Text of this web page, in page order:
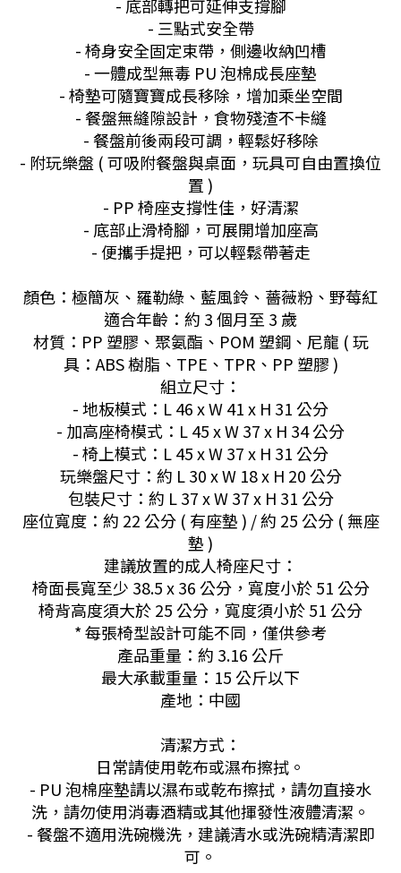
- 底部轉把可延伸支撐腳
- 三點式安全帶
- 椅身安全固定束帶，側邊收納凹槽
- 一體成型無毒 PU 泡棉成長座墊
- 椅墊可隨寶寶成長移除，增加乘坐空間
- 餐盤無縫隙設計，食物殘渣不卡縫
- 餐盤前後兩段可調，輕鬆好移除
- 附玩樂盤 ( 可吸附餐盤與桌面，玩具可自由置換位
置 )
- PP 椅座支撐性佳，好清潔
- 底部止滑椅腳，可展開增加座高
- 便攜手提把，可以輕鬆帶著走
顏色：極簡灰、羅勒綠、藍風鈴、薔薇粉、野莓紅
適合年齡：約 3 個月至 3 歲
材質：PP 塑膠、聚氨酯、POM 塑鋼、尼龍 ( 玩
具：ABS 樹脂、TPE、TPR、PP 塑膠 )
組立尺寸：
- 地板模式：L 46 x W 41 x H 31 公分
- 加高座椅模式：L 45 x W 37 x H 34 公分
- 椅上模式：L 45 x W 37 x H 31 公分
玩樂盤尺寸：約 L 30 x W 18 x H 20 公分
包裝尺寸：約 L 37 x W 37 x H 31 公分
座位寬度：約 22 公分 ( 有座墊 ) / 約 25 公分 ( 無座
墊 )
建議放置的成人椅座尺寸：
椅面長寬至少 38.5 x 36 公分，寬度小於 51 公分
椅背高度須大於 25 公分，寬度須小於 51 公分
* 每張椅型設計可能不同，僅供參考
產品重量：約 3.16 公斤
最大承載重量：15 公斤以下
產地：中國
清潔方式：
日常請使用乾布或濕布擦拭。
- PU 泡棉座墊請以濕布或乾布擦拭，請勿直接水
洗，請勿使用消毒酒精或其他揮發性液體清潔。
- 餐盤不適用洗碗機洗，建議清水或洗碗精清潔即
可。